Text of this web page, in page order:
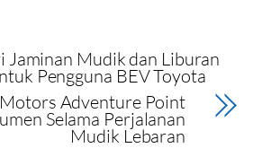
Jaminan Mudik dan Liburan
Pengguna BEV Toyota
Adventure Point
Selama Perjalanan
Mudik Lebaran